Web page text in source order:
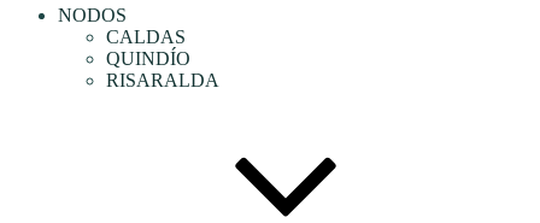
NODOS
CALDAS
QUINDÍO
RISARALDA